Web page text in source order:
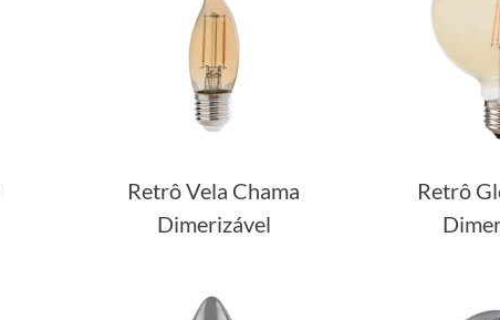
Retrô Vela Chama
Dimerizável
Retrô